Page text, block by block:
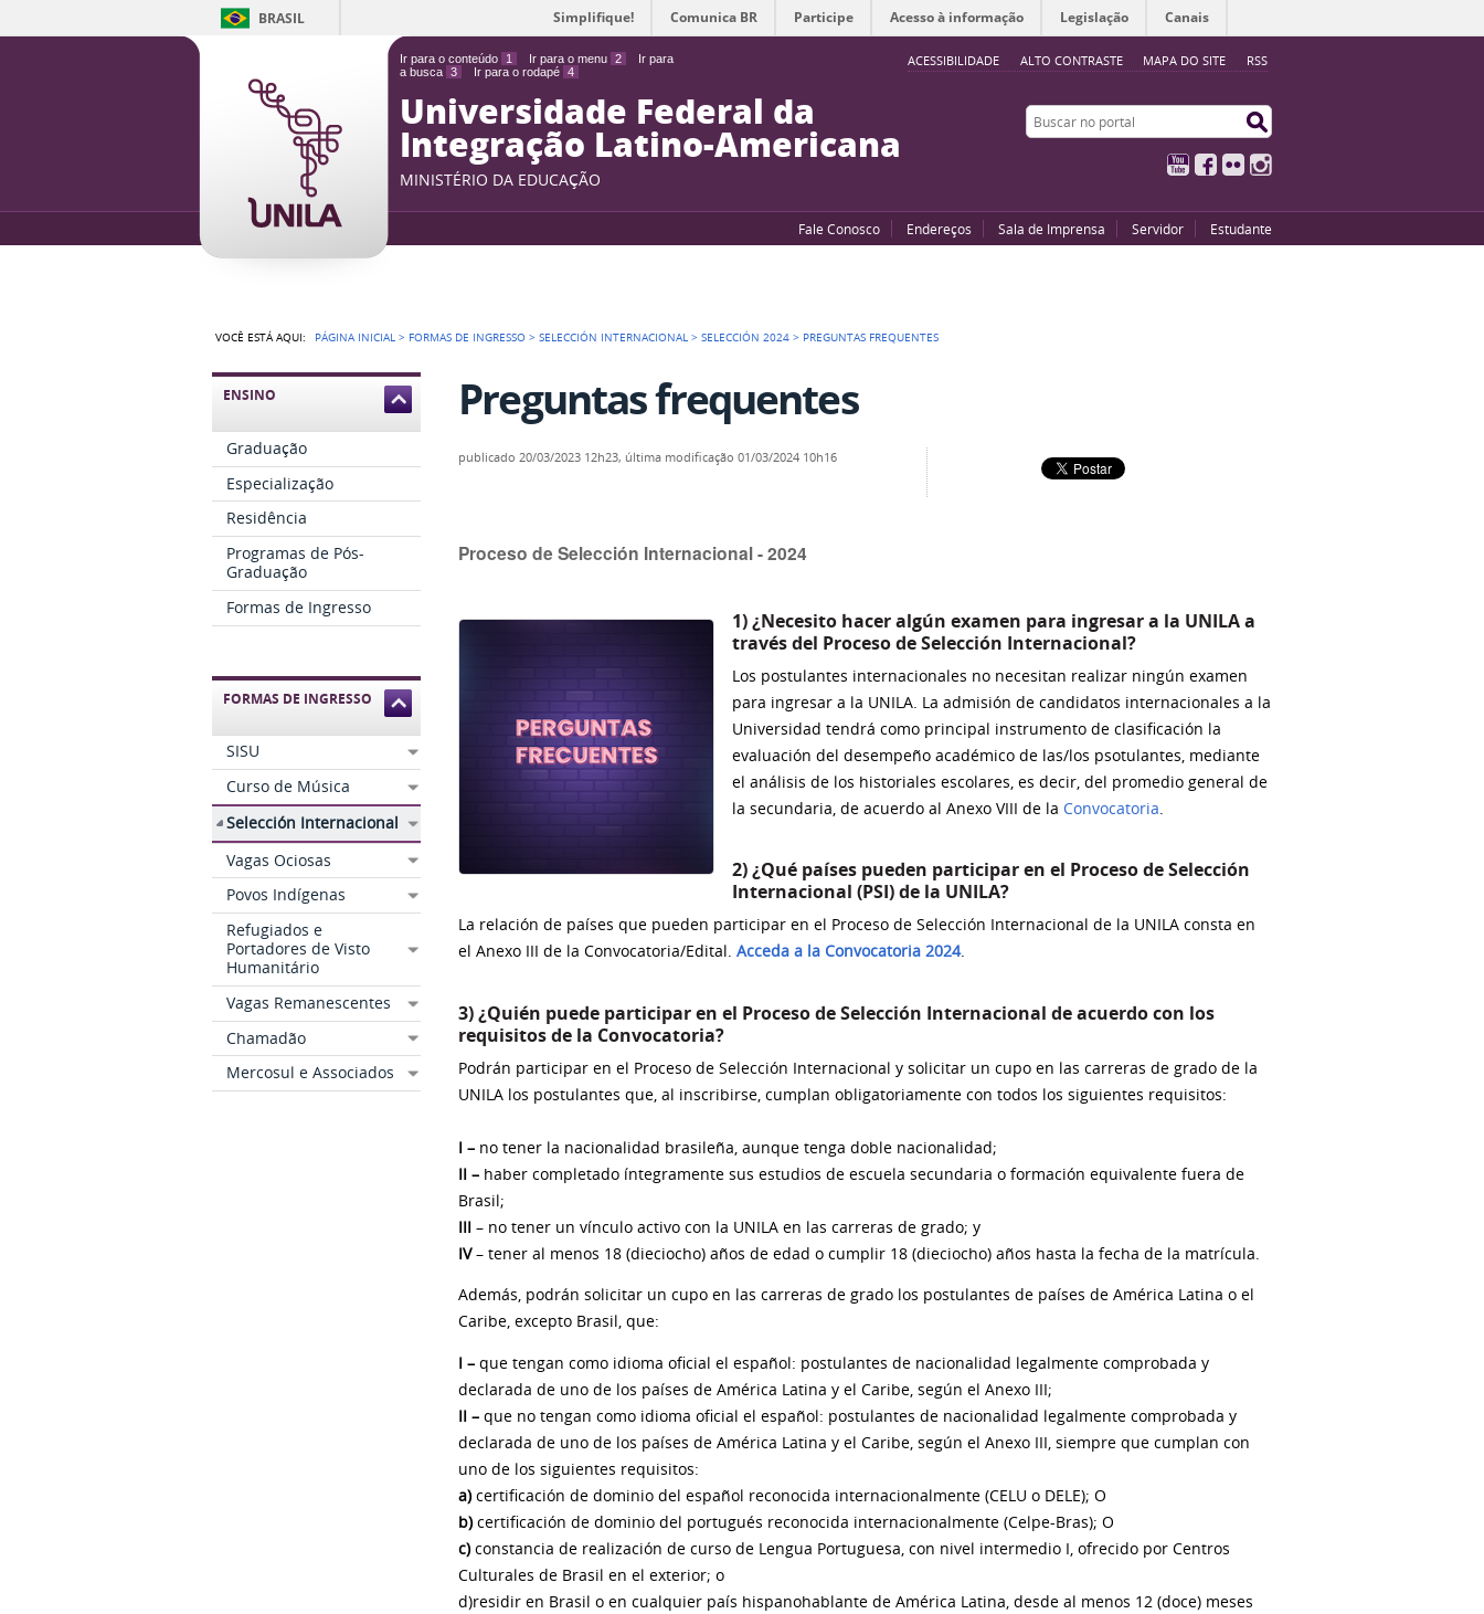
Ir para o conteúdo 1 Ir para o menu 2
Ir para
a busca 3 Ir para o rodapé 4
ACESSIBILIDADE ALTO CONTRASTE MAPA DO SITE RSS
BRASIL Simplifique! Comunica BR Participe Acesso à informação Legislação Canais
Universidade Federal da
Integração Latino-Americana
MINISTÉRIO DA EDUCAÇÃO
Buscar no portal
YouTubeFacebook
Flickr
Fale Conosco Endereços Sala de Imprensa Servidor Estudante
VOCÊ ESTÁ AQUI: PÁGINA INICIAL > FORMAS DE INGRESSO >SELECCIÓN INTERNACIONAL >SELECCIÓN 2024 > PREGUNTAS FREQUENTES
ENSINO
Graduação
Especialização
Residência
Programas de Pós-
Graduação
Formas de Ingresso
FORMAS DE INGRESSO
SISU
Curso de Música
Selección Internacional
Vagas Ociosas
Povos Indígenas
Refugiados e
Portadores de Visto
Humanitário
Vagas Remanescentes
Chamadão
Mercosul e Associados
Preguntas frequentes
publicado 20/03/2023 12h23, última modificação 01/03/2024 10h16
Proceso de Selección Internacional - 2024
1) ¿Necesito hacer algún examen para ingresar a la UNILA a
través del Proceso de Selección Internacional?
Los postulantes internacionales no necesitan realizar ningún examen
para ingresar a la UNILA. La admisión de candidatos internacionales a la
Universidad tendrá como principal instrumento de clasificación la
evaluación del desempeño académico de las/los psotulantes, mediante
el análisis de los historiales escolares, es decir, del promedio general de
la secundaria, de acuerdo al Anexo VIII de la Convocatoria
2) ¿Qué países pueden participar en el Proceso de Selección
Internacional (PSI) de la UNILA?
La relación de países que pueden participar en el Proceso de Selección Internacional de la UNILA consta en
el Anexo III de la Convocatoria/Edital.Acceda a la Convocatoria 2024.
3) ¿Quién puede participar en el Proceso de Selección Internacional de acuerdo con los
requisitos de la Convocatoria?
Podrán participar en el Proceso de Selección Internacional y solicitar un cupo en las carreras de grado de la
UNILA los postulantes que, al inscribirse, cumplan obligatoriamente con todos los siguientes requisitos:
I – no tener la nacionalidad brasileña, aunque tenga doble nacionalidad;
II – haber completado íntegramente sus estudios de escuela secundaria o formación equivalente fuera de
Brasil;
III – no tener un vínculo activo con la UNILA en las carreras de grado; y
IV– tener al menos 18 (dieciocho) años de edad o cumplir 18 (dieciocho) años hasta la fecha de la matrícula.
Además, podrán solicitar un cupo en las carreras de grado los postulantes de países de América Latina o el
Caribe, excepto Brasil, que:
I – que tengan como idioma oficial el español: postulantes de nacionalidad legalmente comprobada y
declarada de uno de los países de América Latina y el Caribe, según el Anexo III;
II – que no tengan como idioma oficial el español: postulantes de nacionalidad legalmente comprobada y
declarada de uno de los países de América Latina y el Caribe, según el Anexo III, siempre que cumplan con
uno de los siguientes requisitos:
a)certificación de dominio del español reconocida internacionalmente (CELU o DELE); O
b)certificación de dominio del portugués reconocida internacionalmente (Celpe-Bras); O
c)constancia de realización de curso de Lengua Portuguesa, con nivel intermedio I, ofrecido por Centros
Culturales de Brasil en el exterior; o
d)residir en Brasil o en cualquier país hispanohablante de América Latina, desde al menos 12 (doce) meses